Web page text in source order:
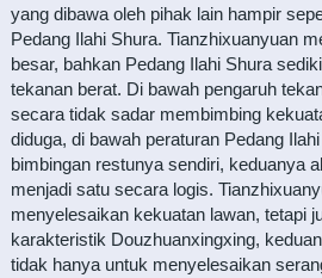
yang dibawa oleh pihak lain hampir
Pedang Ilahi Shura. Tianzhixuanyuan
besar, bahkan Pedang Ilahi Shura
tekanan berat. Di bawah pengaruh
secara tidak sadar membimbing
diduga, di bawah peraturan Pedang
bimbingan restunya sendiri, keduanya
menjadi satu secara logis.
menyelesaikan kekuatan lawan, tetapi
karakteristik Douzhuanxingxing,
tidak hanya untuk menyelesaikan